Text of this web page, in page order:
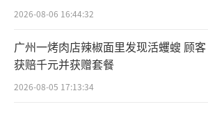
2026-08-06 16:44:32
广州一烤肉店辣椒面里发现活蠼螋 顾客
获赔千元并获赠套餐
2026-08-05 17:13:34